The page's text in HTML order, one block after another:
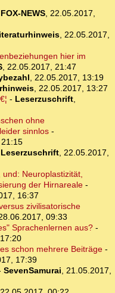
FOX-NEWS, 22.05.2017,
, 22.05.2017,
hier im
, 22.05.2017, 21:47
, 22.05.2017, 13:19
, 22.05.2017, 13:27
- Leserzuschrift,
ohne
sinnlos -
Leserzuschrift, 22.05.2017,
Neuroplastizität,
der Hirnareale -
16:37
zivilisatorische
09:33
Sprachenlernen aus?-
schon mehrere Beiträge-
17:39
SevenSamurai, 21.05.2017,